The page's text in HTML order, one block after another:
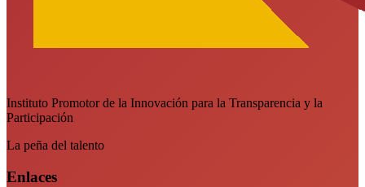
Instituto Promotor de la Innovación para la Transparencia y la
Participación
La peña del talento
Enlaces